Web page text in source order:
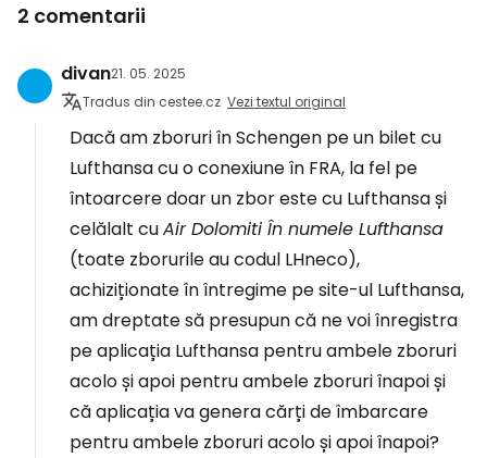
2 comentarii
divan21. 05. 2025
Tradus din cestee.cz Vezi textul original
Dacă am zboruri în Schengen pe un bilet cu
Lufthansa cu o conexiune în FRA, la fel pe
întoarcere doar un zbor este cu Lufthansa și
celălalt cuAir Dolomiti În numele Lufthansa
(toate zborurile au codul LHneco),
achiziționate în întregime pe site-ul Lufthansa,
am dreptate să presupun că ne voi înregistra
pe aplicația Lufthansa pentru ambele zboruri
acolo și apoi pentru ambele zboruri înapoi și
că aplicația va genera cărți de îmbarcare
pentru ambele zboruri acolo și apoi înapoi?